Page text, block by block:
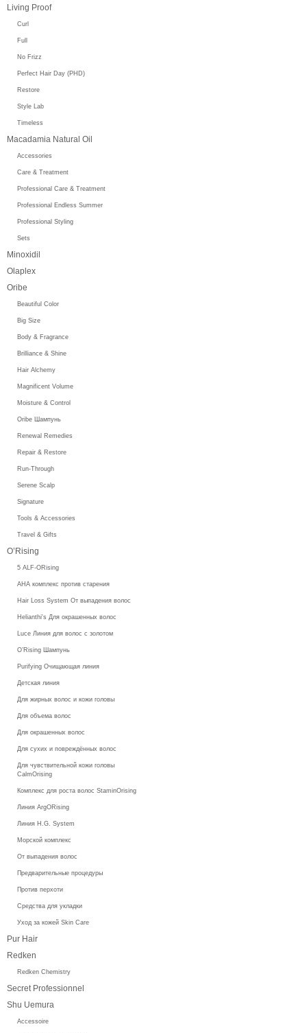
Living Proof
Curl
Full
No Frizz
Perfect Hair Day (PHD)
Restore
Style Lab
Timeless
Macadamia Natural Oil
Accessories
Care & Treatment
Professional Care & Treatment
Professional Endless Summer
Professional Styling
Sets
Minoxidil
Olaplex
Oribe
Beautiful Color
Big Size
Body & Fragrance
Brilliance & Shine
Hair Alchemy
Magnificent Volume
Moisture & Control
Oribe Шампунь
Renewal Remedies
Repair & Restore
Run-Through
Serene Scalp
Signature
Tools & Accessories
Travel & Gifts
O’Rising
5 ALF-ORising
AHA комплекс против старения
Hair Loss System От выпадения волос
Helianthi's Для окрашенных волос
Luce Линия для волос с золотом
O’Rising Шампунь
Purifying Очищающая линия
Детская линия
Для жирных волос и кожи головы
Для объема волос
Для окрашенных волос
Для сухих и повреждённых волос
Для чувствительной кожи головы
CalmOrising
Комплекс для роста волос StaminOrising
Линия ArgORising
Линия H.G. System
Морской комплекс
От выпадения волос
Предварительные процедуры
Против перхоти
Средства для укладки
Уход за кожей Skin Care
Pur Hair
Redken
Redken Chemistry
Secret Professionnel
Shu Uemura
Accessoire